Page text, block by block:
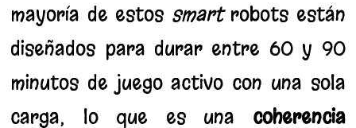
mayoría de estos smartrobots están
diseñados para durar entre 60 y 90
minutos de juego activo con una sola
carga, lo que es una coherencia